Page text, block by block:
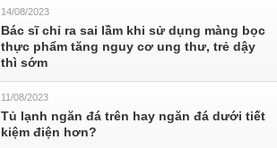
14/08/2023
Bác sĩ chỉ ra sai lầm khi sử dụng màng bọc
thực phẩm tăng nguy cơ ung thư, trẻ dậy
thì sớm
11/08/2023
Tủ lạnh ngăn đá trên hay ngăn đá dưới tiết
kiệm điện hơn?